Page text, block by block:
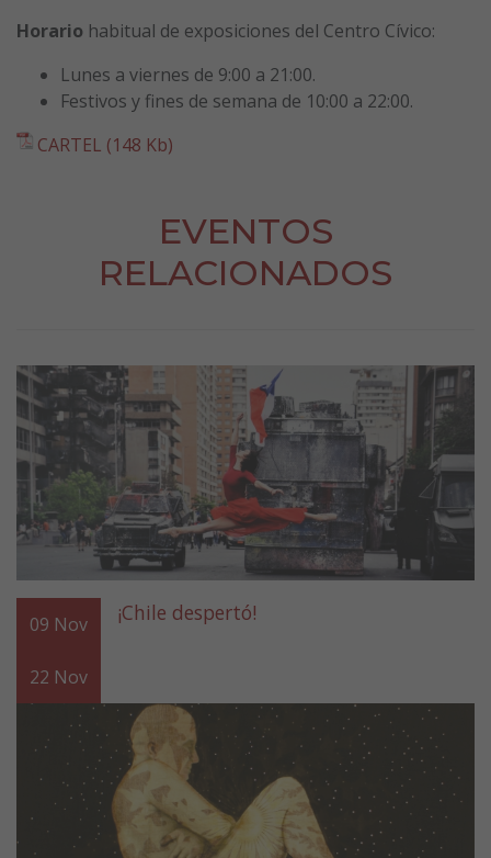
Horario habitual de exposiciones del Centro Cívico:
Lunes a viernes de 9:00 a 21:00.
Festivos y fines de semana de 10:00 a 22:00.
CARTEL (148 Kb)
EVENTOS
RELACIONADOS
09 Nov
22 Nov
¡Chile despertó!